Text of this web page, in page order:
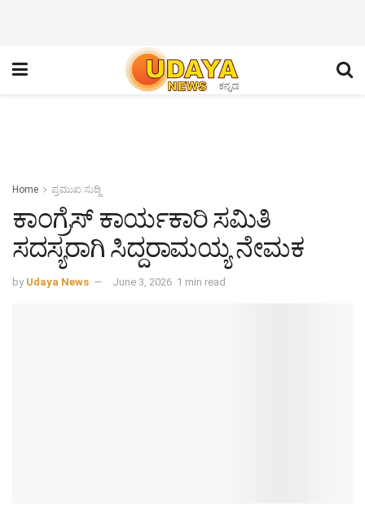
Home ಪ್ರಮುಖ ಸುದ್ದಿ
ಕಾಂಗ್ರೆಸ್ ಕಾರ್ಯಕಾರಿ ಸಮಿತಿ
ಸದಸ್ಯರಾಗಿ ಸಿದ್ದರಾಮಯ್ಯ ನೇಮಕ
by Udaya News June 3, 2026 1 min read